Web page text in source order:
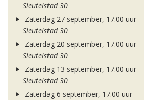
Sleutelstad 30
Zaterdag 27 september, 17.00 uur
Sleutelstad 30
Zaterdag 20 september, 17.00 uur
Sleutelstad 30
Zaterdag 13 september, 17.00 uur
Sleutelstad 30
Zaterdag 6 september, 17.00 uur